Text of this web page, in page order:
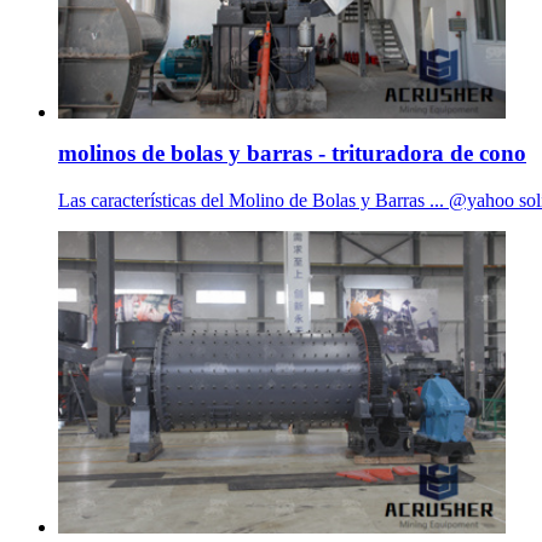
molinos de bolas y barras - trituradora de cono
Las características del Molino de Bolas y Barras ... @yahoo